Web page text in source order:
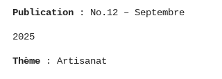
Publication : No.12 – Septembre
2025
Thème : Artisanat